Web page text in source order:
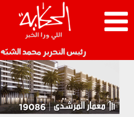
رئيس التحرير محمد الشبّه